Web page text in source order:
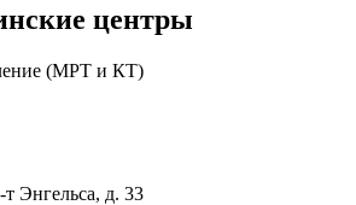
центры
(МРТ и КТ)
Энгельса, д. 33